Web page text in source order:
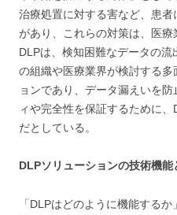
治療処置に対する害など、患
があり、これらの対策は、医療
DLPは、検知困難なデータの流
の組織や医療業界が検討する
ョンであり、データ漏えいを
ィや完全性を保証するために
だとしている。
DLPソリューションの技術機能
「DLPはどのように機能する